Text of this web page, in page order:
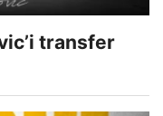
transfer